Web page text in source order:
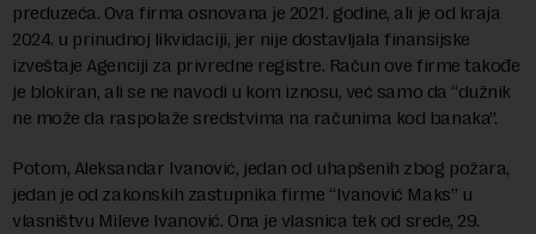
preduzeća. Ova firma osnovana je 2021. godine, ali je od kraja
2024. u prinudnoj likvidaciji, jer nije dostavljala finansijske
izveštaje Agenciji za privredne registre. Račun ove firme takođe
je blokiran, ali se ne navodi u kom iznosu, već samo da “dužnik
ne može da raspolaže sredstvima na računima kod banaka”.
Potom, Aleksandar Ivanović, jedan od uhapšenih zbog požara,
jedan je od zakonskih zastupnika firme “Ivanović Maks” u
vlasništvu Mileve Ivanović. Ona je vlasnica tek od srede, 29.